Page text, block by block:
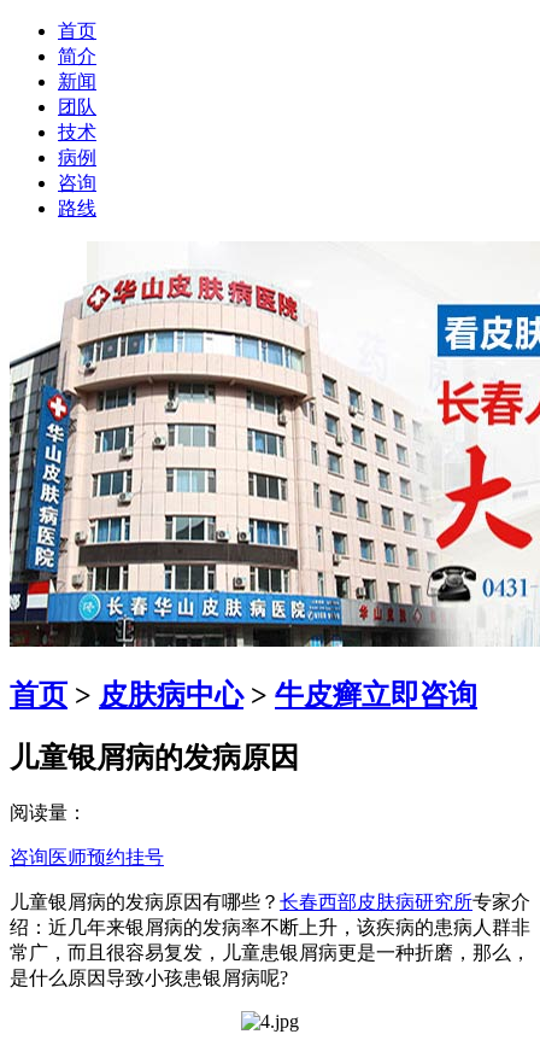
首页
简介
新闻
团队
技术
病例
咨询
路线
首页 > 皮肤病中心> 牛皮癣立即咨询
儿童银屑病的发病原因
阅读量：
咨询医师预约挂号
儿童银屑病的发病原因有哪些？ 长春西部皮肤病研究所专家介
绍：近几年来银屑病的发病率不断上升，该疾病的患病人群非
常广，而且很容易复发，儿童患银屑病更是一种折磨，那么，
是什么原因导致小孩患银屑病呢?